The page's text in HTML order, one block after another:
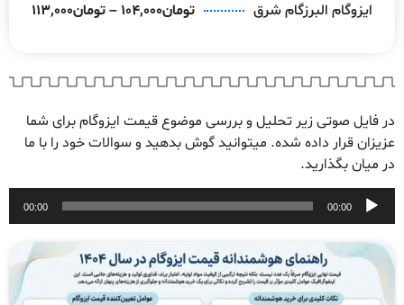
ایزوگام البرزگام شرق
تومان104,000
–تومان113,000
در فایل صوتی زیر تحلیل و بررسی موضوع قیمت ایزوگام برای شما
عزیزان قرار داده شده. میتوانید گوش بدهید و سوالات خود را با ما
در میان بگذارید.
پخش‌کننده
صوت
00:00
00:00